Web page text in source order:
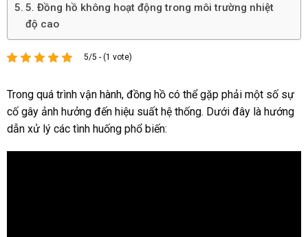
5. Đồng hồ không hoạt động trong môi trường nhiệt
độ cao
5/5 - (1 vote)
Trong quá trình vận hành, đồng hồ có thể gặp phải một số sự
cố gây ảnh hưởng đến hiệu suất hệ thống. Dưới đây là hướng
dẫn xử lý các tình huống phổ biến: